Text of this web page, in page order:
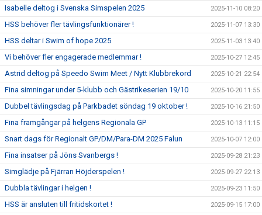
Isabelle deltog i Svenska Simspelen 2025 2025-11-10 08:20
HSS behöver fler tävlingsfunktionärer ! 2025-11-07 13:30
HSS deltar i Swim of hope 2025 2025-11-03 13:40
Vi behöver fler engagerade medlemmar ! 2025-10-27 12:45
Astrid deltog på Speedo Swim Meet / Nytt Klubbrekord 2025-10-21 22:54
Fina simningar under 5-klubb och Gästrikeserien 19/10 2025-10-20 11:55
Dubbel tävlingsdag på Parkbadet söndag 19 oktober ! 2025-10-16 21:50
Fina framgångar på helgens Regionala GP 2025-10-13 11:15
Snart dags för Regionalt GP/DM/Para-DM 2025 Falun 2025-10-07 12:00
Fina insatser på Jöns Svanbergs ! 2025-09-28 21:23
Simglädje på Fjärran Höjderspelen ! 2025-09-27 22:13
Dubbla tävlingar i helgen ! 2025-09-23 11:50
HSS är ansluten till fritidskortet ! 2025-09-15 17:00